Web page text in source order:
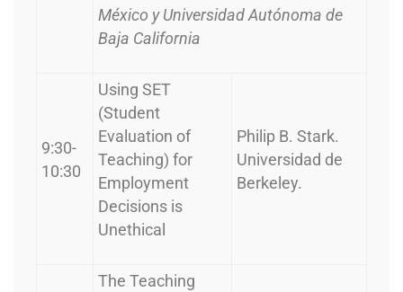
México y Universidad Autónoma de
Baja California
9:30-
10:30
Using SET
(Student
Evaluation of
Teaching) for
Employment
Decisions is
Unethical
Philip B. Stark.
Universidad de
Berkeley.
The Teaching